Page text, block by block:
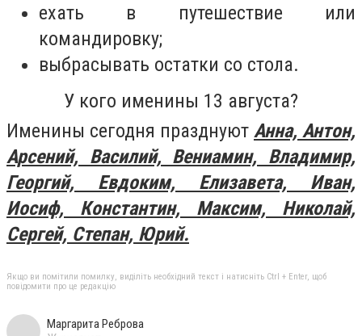
ехать в путешествие или
командировку;
выбрасывать остатки со стола.
У кого именины 13 августа?
Именины сегодня празднуют Анна, Антон,
Арсений, Василий, Вениамин, Владимир,
Георгий, Евдоким, Елизавета, Иван,
Иосиф, Константин, Максим, Николай,
Сергей, Степан, Юрий.
Якщо ви помітили помилку, виділіть необхідний текст і натисніть Ctrl + Enter, щоб
повідомити про це редакцію
Маргарита Реброва